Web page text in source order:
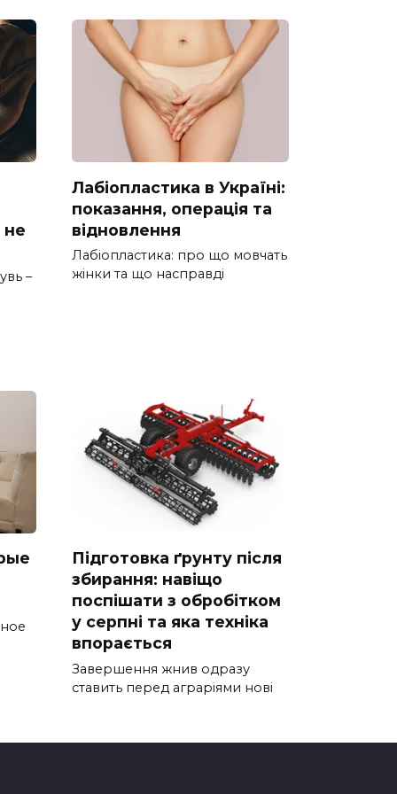
не
–
Лабіопластика в Україні:
показання, операція та
відновлення
Лабіопластика: про що мовчать
жінки та що насправді
Підготовка ґрунту після
збирання: навіщо
поспішати з обробітком
у серпні та яка техніка
впорається
Завершення жнив одразу
ставить перед аграріями нові